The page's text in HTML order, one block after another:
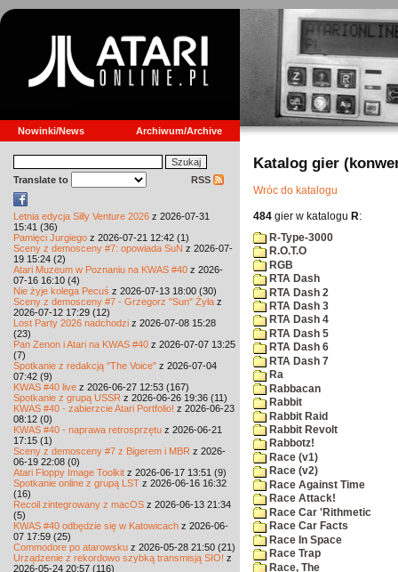
Nowinki/News Archiwum/Archive
Translate to RSS
Letnia edycja Silly Venture 2026 z 2026-07-31
15:41 (36)
Pamięci Jurgiego z 2026-07-21 12:42 (1)
Sceny z demosceny #7: opowiada SuN z 2026-07-
19 15:24 (2)
Atari Muzeum w Poznaniu na KWAS #40 z 2026-
07-16 16:10 (4)
Nie żyje kolega Pecuś z 2026-07-13 18:00 (30)
Sceny z demosceny #7 - Grzegorz "Sun" Żyła z
2026-07-12 17:29 (12)
Lost Party 2026 nadchodzi z 2026-07-08 15:28
(23)
Pan Zenon i Atari na KWAS #40 z 2026-07-07 13:25
(7)
Spotkanie z redakcją "The Voice" z 2026-07-04
07:42 (9)
KWAS #40 live z 2026-06-27 12:53 (167)
Spotkanie z grupą USSR z 2026-06-26 19:36 (11)
KWAS #40 - zabierzcie Atari Portfolio! z 2026-06-23
08:12 (0)
KWAS #40 - naprawa retrosprzętu z 2026-06-21
17:15 (1)
Sceny z demosceny #7 z Bigerem i MBR z 2026-
06-19 22:08 (0)
Atari Floppy Image Toolkit z 2026-06-17 13:51 (9)
Spotkanie online z grupą LST z 2026-06-16 16:32
(16)
Recoil zintegrowany z macOS z 2026-06-13 21:34
(5)
KWAS #40 odbędzie się w Katowicach z 2026-06-
07 17:59 (25)
Commodore po atarowsku z 2026-05-28 21:50 (21)
Urządzenie z rekordowo szybką transmisją SIO! z
2026-05-24 20:57 (116)
Katalog gier
Wróc do katalogu
484 gier w katalogu R:
R-Type-3000
R.O.T.O
RGB
RTA Dash
RTA Dash 2
RTA Dash 3
RTA Dash 4
RTA Dash 5
RTA Dash 6
RTA Dash 7
Ra
Rabbacan
Rabbit
Rabbit Raid
Rabbit Revolt
Rabbotz!
Race (v1)
Race (v2)
Race Against Time
Race Attack!
Race Car 'Rithmetic
Race Car Facts
Race In Space
Race Trap
Race, The